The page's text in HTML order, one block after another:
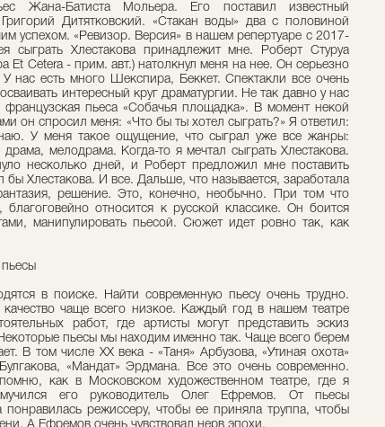
Жана-Батиста Мольера. Его поставил известный
Дитятковский. «Стакан воды» два с половиной
успехом. «Ревизор. Версия» в нашем репертуаре с 2017-
сыграть Хлестакова принадлежит мне. Роберт Стуруа
Et Cetera - прим. авт.) натолкнул меня на нее. Он серьезно
У нас есть много Шекспира, Беккет. Спектакли все очень
интересный круг драматургии. Не так давно у нас
французская пьеса «Собачья площадка». В момент некой
он спросил меня: «Что бы ты хотел сыграть?» Я ответил:
У меня такое ощущение, что сыграл уже все жанры:
мелодрама. Когда-то я мечтал сыграть Хлестакова.
несколько дней, и Роберт предложил мне поставить
бы Хлестакова. И все. Дальше, что называется, заработала
решение. Это, конечно, необычно. При том что
благоговейно относится к русской классике. Он боится
манипулировать пьесой. Сюжет идет ровно так, как
в поиске. Найти современную пьесу очень трудно.
чаще всего низкое. Каждый год в нашем театре
работ, где артисты могут представить эскиз
пьесы мы находим именно так. Чаще всего берем
В том числе ХХ века - «Таня» Арбузова, «Утиная охота»
«Мандат» Эрдмана. Все это очень современно.
как в Московском художественном театре, где я
его руководитель Олег Ефремов. От пьесы
понравилась режиссеру, чтобы ее приняла труппа, чтобы